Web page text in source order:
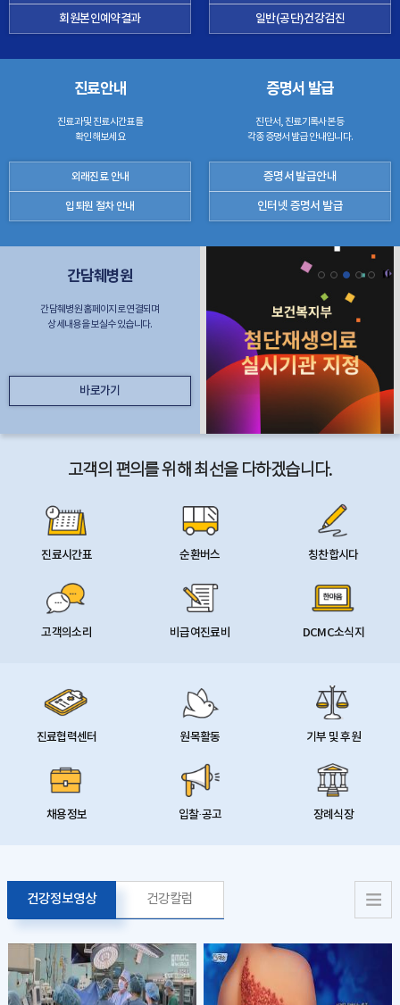
회원본인예약결과 일반(공단)건강검진
진료안내
진료과 및 진료시간표를
확인해보세요
외래진료 안내
입퇴원 절차 안내
증명서 발급
진단서, 진료기록사본 등
각종 증명서 발급 안내입니다.
증명서 발급안내
인터넷 증명서 발급
간담췌병원
간담췌병원 홈페이지로 연결되며
상세내용을 보실수 있습니다.
바로가기
고객의 편의를 위해 최선을 다하겠습니다.
진료시간표 순환버스 칭찬합시다
고객의소리 비급여진료비 DCMC소식지
진료협력센터 원목활동 기부 및 후원
채용정보 입찰·공고 장례식장
건강정보영상 건강칼럼